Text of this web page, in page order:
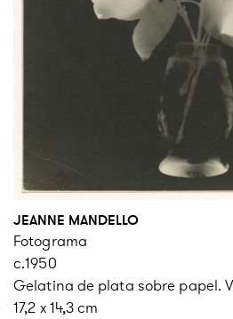
JEANNE MANDELLO
Fotograma
c.1950
Gelatina de plata sobre papel.
17,2 x 14,3 cm